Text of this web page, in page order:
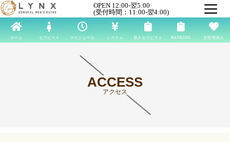
OPEN 12:00-翌5:00
(受付時間：11:00-翌4:00)
ホーム セラピスト スケジュール システム 新人セラピスト RANKING 女性用求人
ACCESS
アクセス